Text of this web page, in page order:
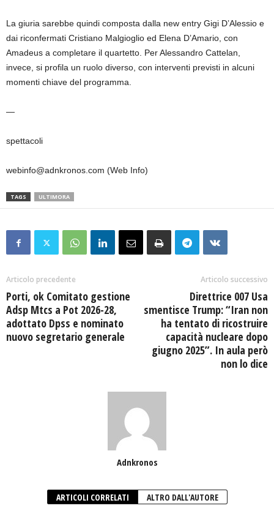
La giuria sarebbe quindi composta dalla new entry Gigi D’Alessio e
dai riconfermati Cristiano Malgioglio ed Elena D’Amario, con
Amadeus a completare il quartetto. Per Alessandro Cattelan,
invece, si profila un ruolo diverso, con interventi previsti in alcuni
momenti chiave del programma.
—
spettacoli
webinfo@adnkronos.com (Web Info)
TAGS ULTIMORA
Articolo precedente
Porti, ok Comitato gestione
Adsp Mtcs a Pot 2026-28,
adottato Dpss e nominato
nuovo segretario generale
Articolo successivo
Direttrice 007 Usa
smentisce Trump: “Iran non
ha tentato di ricostruire
capacità nucleare dopo
giugno 2025”. In aula però
non lo dice
Adnkronos
ARTICOLI CORRELATI ALTRO DALL'AUTORE